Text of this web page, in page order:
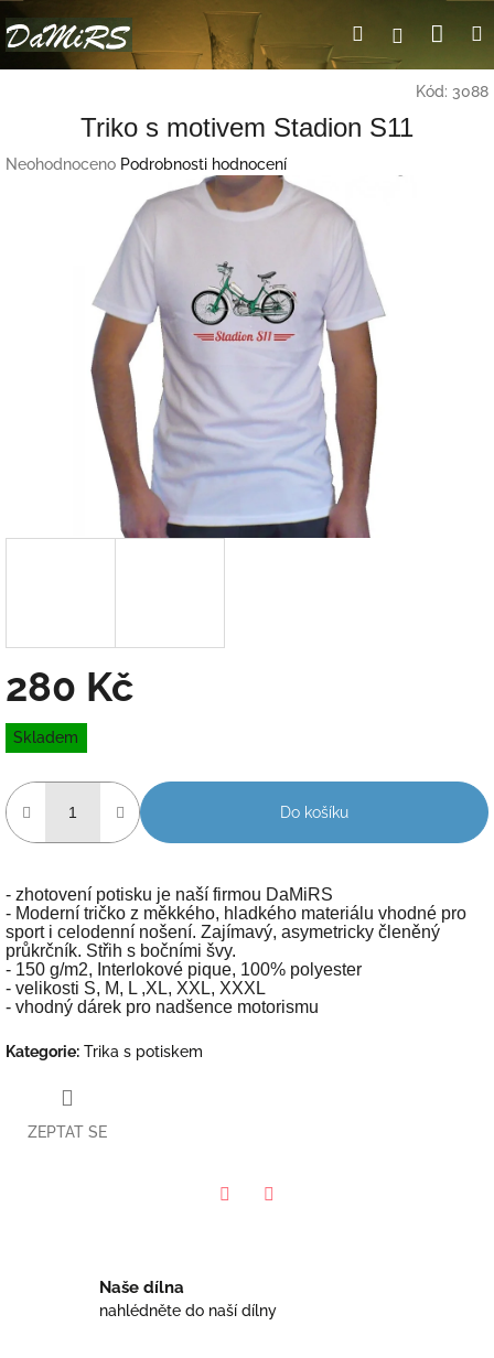
na
obsah
HledatPřihlášení
Kód: 3088
Triko s motivem Stadion S11
Průměrné
Neohodnoceno Podrobnosti hodnocení
280 Kč
Měrná
cena:
Skladem
Do košíku
- zhotovení potisku je naší firmou DaMiRS
- Moderní tričko z měkkého, hladkého materiálu vhodné pro
sport i celodenní nošení. Zajímavý, asymetricky členěný
průkrčník. Střih s bočními švy.
- 150 g/m2, Interlokové pique, 100% polyester
- velikosti S, M, L ,XL, XXL, XXXL
- vhodný dárek pro nadšence motorismu
Kategorie: Trika s potiskem
ZEPTAT SE
Naše dílna
nahlédněte do naší dílny